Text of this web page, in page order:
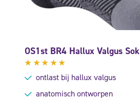
OS1st BR4 Hallux Valgus Sok
Gewaardeerd
5.00uit
ontlast bij hallux valgus
anatomisch ontworpen